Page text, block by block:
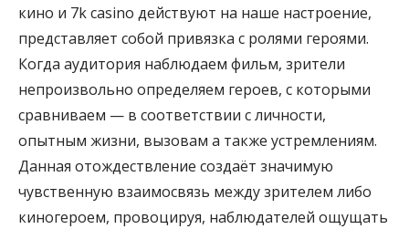
кино и 7k casino действуют на наше настроение,
представляет собой привязка с ролями героями.
Когда аудитория наблюдаем фильм, зрители
непроизвольно определяем героев, с которыми
сравниваем — в соответствии с личности,
опытным жизни, вызовам а также устремлениям.
Данная отождествление создаёт значимую
чувственную взаимосвязь между зрителем либо
киногероем, провоцируя, наблюдателей ощущать